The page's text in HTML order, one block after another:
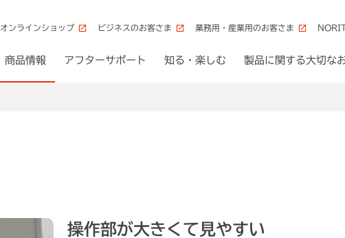
オンラインショップ ビジネスのお客さま 業務用・産業用のお客さま
商品情報 アフターサポート 知る・楽しむ 製品に関する大切な
操作部が大きくて見やすい